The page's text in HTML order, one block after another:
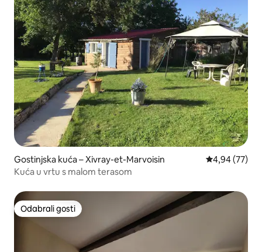
Gostinjska kuća – Xivray-et-Marvoisin Prosječna
4,94 (77)
Kuća u vrtu s malom terasom
Odabrali gosti
Odabrali gosti